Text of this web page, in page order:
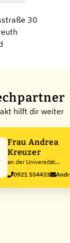
30
hilft dir weiter
Frau Andrea
Kreuzer
an der Universität
Bayreuth
0921 554433